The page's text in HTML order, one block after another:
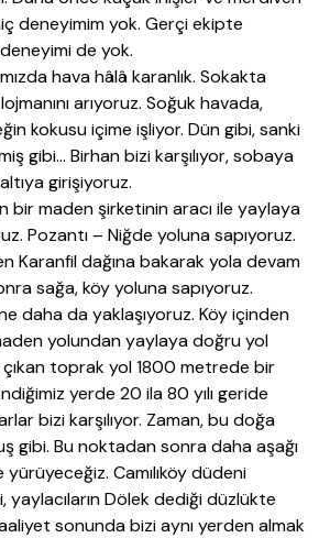
hiç deneyimim yok. Gerçi ekipte
de yok.
hava hâlâ karanlık. Sokakta
arıyoruz. Soğuk havada,
kokusu içime işliyor. Dün gibi, sanki
gibi… Birhan bizi karşılıyor, sobaya
girişiyoruz.
bir maden şirketinin aracı ile yaylaya
Pozantı – Niğde yoluna sapıyoruz.
Karanfil dağına bakarak yola devam
sağa, köy yoluna sapıyoruz.
daha da yaklaşıyoruz. Köy içinden
yolundan yaylaya doğru yol
çıkan toprak yol 1800 metrede bir
yerde 20 ila 80 yılı geride
bizi karşılıyor. Zaman, bu doğa
gibi. Bu noktadan sonra daha aşağı
yürüyeceğiz. Camılıköy düdeni
yaylacıların Dölek dediği düzlükte
sonunda bizi aynı yerden almak